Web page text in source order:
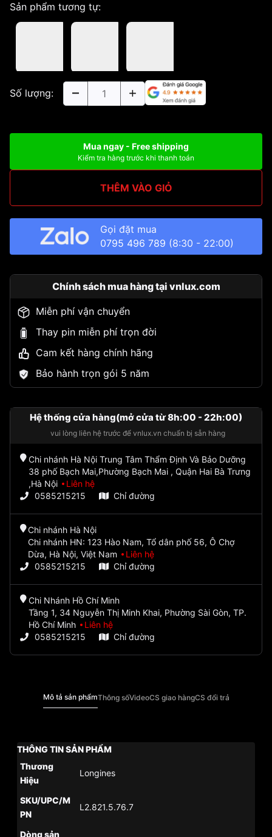
Sản phẩm tương tự:
Số lượng:
Mua ngay - Free shipping
Kiểm tra hàng trước khi thanh toán
THÊM VÀO GIỎ
Gọi đặt mua
0795 496 789 (8:30 - 22:00)
Chính sách mua hàng tại vnlux.com
Miễn phí vận chuyển
Thay pin miễn phí trọn đời
Cam kết hàng chính hãng
Bảo hành trọn gói 5 năm
Hệ thống cửa hàng(mở cửa từ 8h:00 - 22h:00)
vui lòng liên hệ trước để vnlux.vn chuẩn bị sẵn hàng
Chi nhánh Hà Nội Trung Tâm Thẩm Định Và Bảo Dưỡng
38 phố Bạch Mai,Phường Bạch Mai , Quận Hai Bà Trưng
,Hà Nội
Liên hệ
0585215215
Chỉ đường
Chi nhánh Hà Nội
Chi nhánh HN: 123 Hào Nam, Tổ dân phố 56, Ô Chợ
Dừa, Hà Nội, Việt Nam
Liên hệ
0585215215
Chỉ đường
Chi Nhánh Hồ Chí Minh
Tầng 1, 34 Nguyễn Thị Minh Khai, Phường Sài Gòn, TP.
Hồ Chí Minh
Liên hệ
0585215215
Chỉ đường
Mô tả sản phẩmThông sốVideoCS giao hàngCS đổi trả
THÔNG TIN SẢN PHẨM
Thương
Hiệu
Longines
SKU/UPC/M
PN
L2.821.5.76.7
Dòng sản